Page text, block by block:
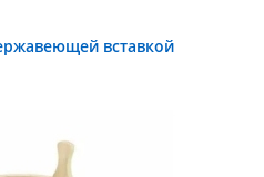
вставкой